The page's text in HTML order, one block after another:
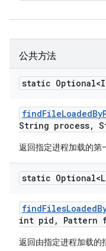
公共方法
static
findFileLoadedBy
String process,
返回指定进程加载的第
static
findFilesLoaded
int pid , Pattern
返回由指定进程加载的